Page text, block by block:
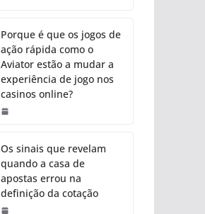
Porque é que os jogos de
ação rápida como o
Aviator estão a mudar a
experiência de jogo nos
casinos online?
Os sinais que revelam
quando a casa de
apostas errou na
definição da cotação